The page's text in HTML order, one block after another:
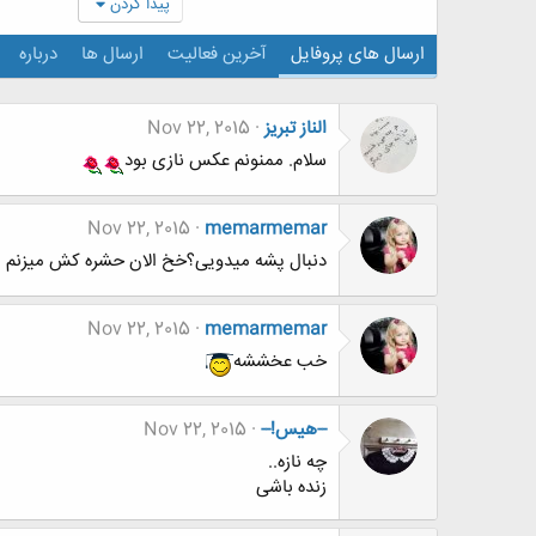
پیدا کردن
ارسال های پروفایل آخرین فعالیت ارسال ها درباره
الناز تبریز Nov 22, 2015
سلام. ممنونم عکس نازی بود
memarmemar
Nov 22, 2015
دنبال پشه میدویی؟خخ الان حشره کش
memarmemar
Nov 22, 2015
خب عخششه
--هیس!-- Nov 22, 2015
چه نازه..
زنده باشی